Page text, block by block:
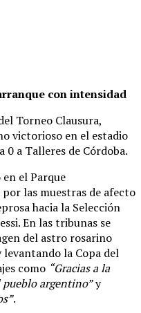
con intensidad
Torneo Clausura,
victorioso en el estadio
a Talleres de Córdoba.
el Parque
las muestras de afecto
hacia la Selección
En las tribunas se
del astro rosarino
la Copa del
como “Gracias a la
argentino”y
.